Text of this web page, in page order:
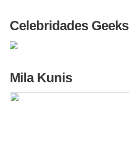
Celebridades Geeks
Mila Kunis